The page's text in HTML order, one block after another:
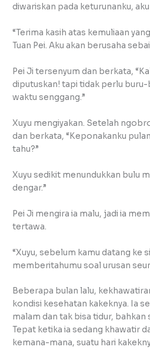
diwariskan pada keturunanku,
“Terima kasih atas kemuliaan
Tuan Pei. Aku akan berusaha
Pei Ji tersenyum dan berkata,
diputuskan! tapi tidak perlu buru-
waktu senggang.”
Xuyu mengiyakan. Setelah
dan berkata, “Keponakanku
tahu?”
Xuyu sedikit menundukkan bulu
dengar.”
Pei Ji mengira ia malu, jadi ia
tertawa.
“Xuyu, sebelum kamu datang ke
memberitahumu soal urusan
Beberapa bulan lalu,
kondisi kesehatan kakeknya. Ia
malam dan tak bisa tidur, bahkan
Tepat ketika ia sedang khawatir
kemana-mana, suatu hari